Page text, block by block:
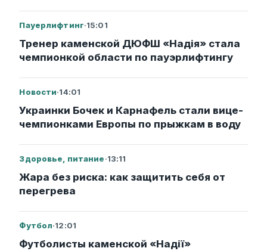
Пауерлифтинг·15:01
Тренер каменской ДЮФШ «Надія» стала
чемпионкой области по пауэрлифтингу
Новости·14:01
Украинки Бочек и Карнафель стали вице-
чемпионками Европы по прыжкам в воду
Здоровье, питание·13:11
Жара без риска: как защитить себя от
перегрева
Футбол·12:01
Футболисты каменской «Надії»